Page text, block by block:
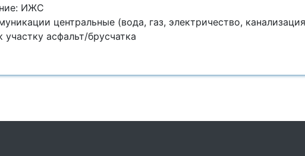
ИЖС
центральные (вода, газ, электричество,
участку асфальт/брусчатка